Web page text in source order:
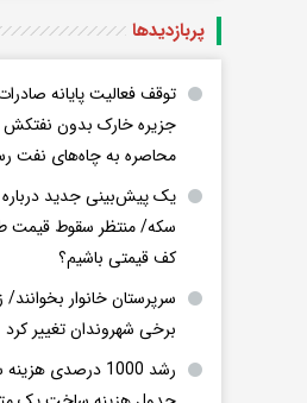
پربازدید‌ها
توقف فعالیت پایانه
جزیره خارک بدون نفتکش
محاصره به چاه‌های نفت
یک پیش‌بینی جدید درباره
سکه/ منتظر سقوط قیمت
کف قیمتی باشیم؟
سرپرستان خانوار بخوانند/
برخی شهروندان تغییر کرد
رشد 1000 درصدی